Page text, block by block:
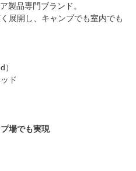
製品専門ブランド。
展開し、キャンプでも室内でも
ド
場でも実現